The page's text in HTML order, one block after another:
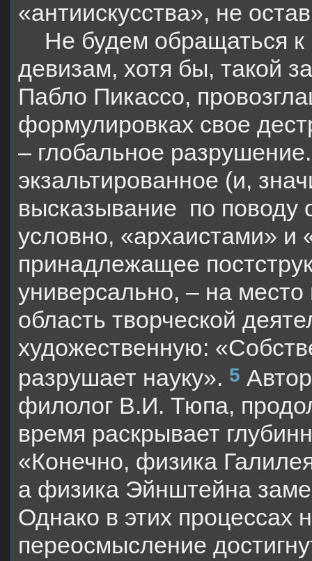
«антиискусства», не
Не будем обращаться
девизам, хотя бы, такой
Пабло Пикассо,
формулировках свое
– глобальное
экзальтированное (и,
высказывание по поводу
условно, «архаистами» и
принадлежащее
универсально, – на
область творческой
художественную:
разрушает науку». 5
филолог В.И. Тюпа,
время раскрывает
«Конечно, физика
а физика Эйнштейна
Однако в этих
переосмысление